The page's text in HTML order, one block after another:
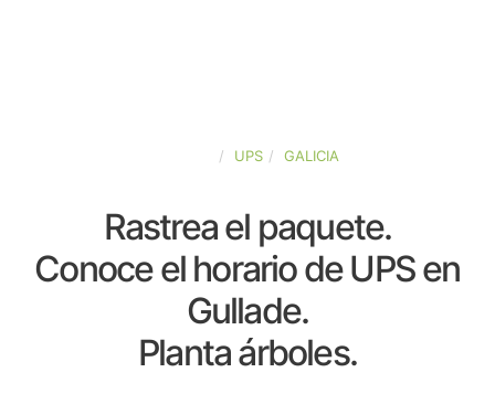
UPS GALICIA
Rastrea el paquete.
Conoce el horario de UPS en
Gullade.
Planta árboles.